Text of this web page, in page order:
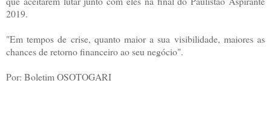
2019.
"Em tempos de crise, quanto maior a sua visibilidade, maiores as
chances de retorno financeiro ao seu negócio".
Por: Boletim OSOTOGARI